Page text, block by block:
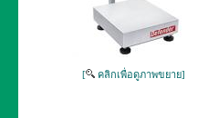
[ คลิกเพื่อดูภาพขยาย]